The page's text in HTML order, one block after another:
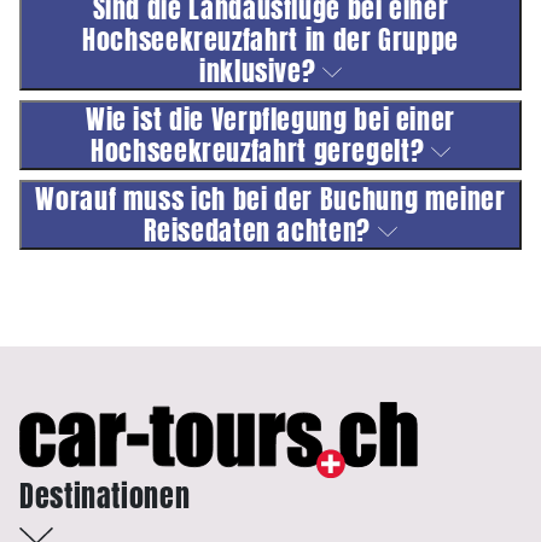
Sind die Landausflüge bei einer
Hochseekreuzfahrt in der Gruppe
inklusive?
Wie ist die Verpflegung bei einer
Hochseekreuzfahrt geregelt?
Worauf muss ich bei der Buchung meiner
Reisedaten achten?
Destinationen